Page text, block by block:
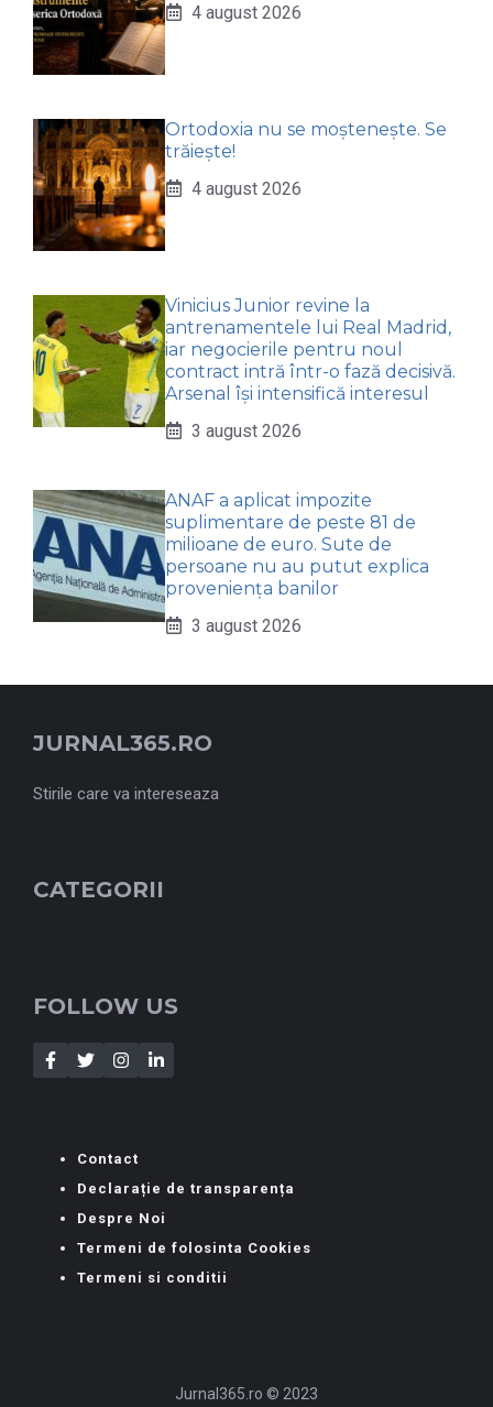
4 august 2026
Ortodoxia nu se moștenește. Se
trăiește!
4 august 2026
Vinicius Junior revine la
antrenamentele lui Real Madrid,
iar negocierile pentru noul
contract intră într-o fază decisivă.
Arsenal își intensifică interesul
3 august 2026
ANAF a aplicat impozite
suplimentare de peste 81 de
milioane de euro. Sute de
persoane nu au putut explica
proveniența banilor
3 august 2026
JURNAL365.RO
Stirile care va intereseaza
CATEGORII
FOLLOW US
Contact
Declarație de transparența
Despre Noi
Termeni de folosinta Cookies
Termeni si conditii
Jurnal365.ro © 2023